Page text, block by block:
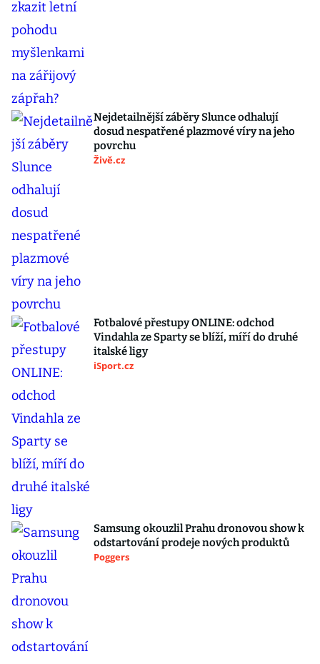
Nejdetailnější záběry Slunce odhalují
dosud nespatřené plazmové víry na jeho
povrchu
Živě.cz
Fotbalové přestupy ONLINE: odchod
Vindahla ze Sparty se blíží, míří do druhé
italské ligy
iSport.cz
Samsung okouzlil Prahu dronovou show k
odstartování prodeje nových produktů
Poggers